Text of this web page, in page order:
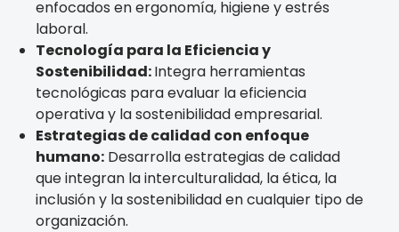
enfocados en ergonomía, higiene y estrés
laboral.
Tecnología para la Eficiencia y
Sostenibilidad:Integra herramientas
tecnológicas para evaluar la eficiencia
operativa y la sostenibilidad empresarial.
Estrategias de calidad con enfoque
humano: Desarrolla estrategias de calidad
que integran la interculturalidad, la ética, la
inclusión y la sostenibilidad en cualquier tipo de
organización.